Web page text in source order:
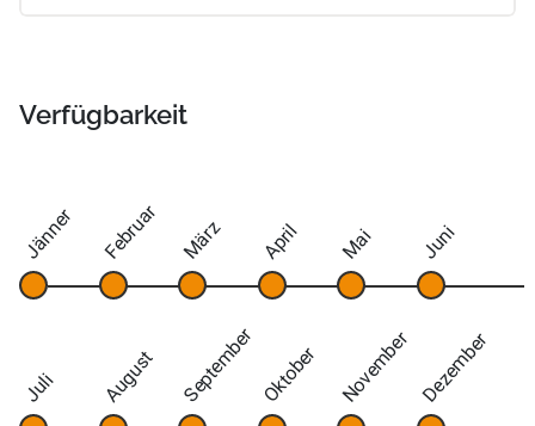
Verfügbarkeit
Jänner Februar März April Mai Juni
Juli August September Oktober November Dezember